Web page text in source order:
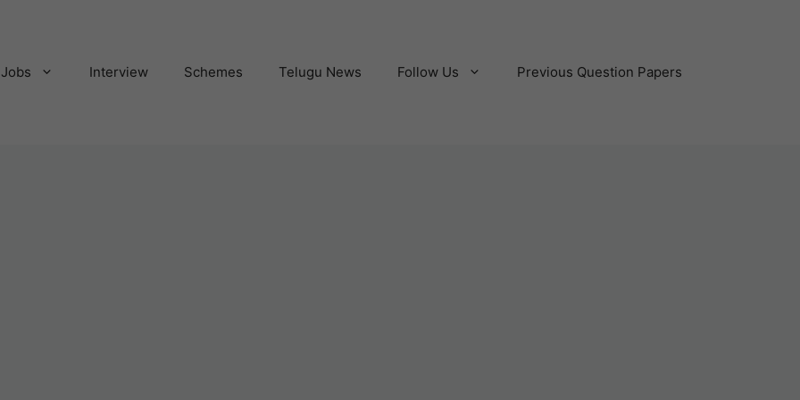
Jobs Interview Schemes Telugu News Follow Us Previous Question Papers